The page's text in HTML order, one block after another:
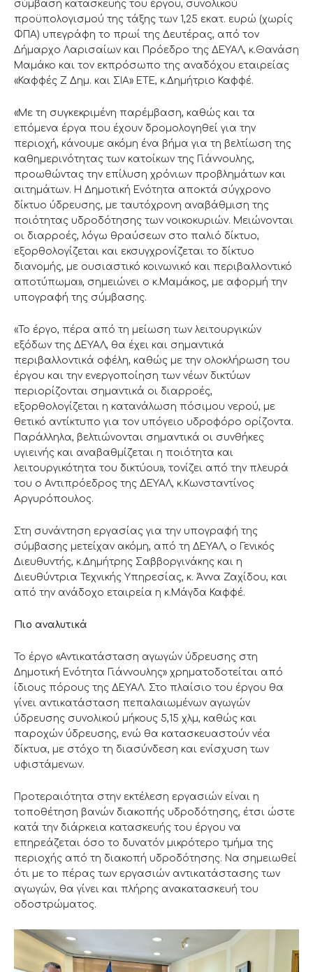
σύμβαση κατασκευής του έργου, συνολικού
προϋπολογισμού της τάξης των 1,25 εκατ. ευρώ (χωρίς
ΦΠΑ) υπεγράφη το πρωί της Δευτέρας, από τον
Δήμαρχο Λαρισαίων και Πρόεδρο της ΔΕΥΑΛ, κ.Θανάση
Μαμάκο και τον εκπρόσωπο της αναδόχου εταιρείας
«Καφφές Ζ Δημ. και ΣΙΑ» ΕΤΕ, κ.Δημήτριο Καφφέ.
«Με τη συγκεκριμένη παρέμβαση, καθώς και τα
επόμενα έργα που έχουν δρομολογηθεί για την
περιοχή, κάνουμε ακόμη ένα βήμα για τη βελτίωση της
καθημερινότητας των κατοίκων της Γιάννουλης,
προωθώντας την επίλυση χρόνιων προβλημάτων και
αιτημάτων. Η Δημοτική Ενότητα αποκτά σύγχρονο
δίκτυο ύδρευσης, με ταυτόχρονη αναβάθμιση της
ποιότητας υδροδότησης των νοικοκυριών. Μειώνονται
οι διαρροές, λόγω θραύσεων στο παλιό δίκτυο,
εξορθολογίζεται και εκσυγχρονίζεται το δίκτυο
διανομής, με ουσιαστικό κοινωνικό και περιβαλλοντικό
αποτύπωμα», σημειώνει ο κ.Μαμάκος, με αφορμή την
υπογραφή της σύμβασης.
«Το έργο, πέρα από τη μείωση των λειτουργικών
εξόδων της ΔΕΥΑΛ, θα έχει και σημαντικά
περιβαλλοντικά οφέλη, καθώς με την ολοκλήρωση του
έργου και την ενεργοποίηση των νέων δικτύων
περιορίζονται σημαντικά οι διαρροές,
εξορθολογίζεται η κατανάλωση πόσιμου νερού, με
θετικό αντίκτυπο για τον υπόγειο υδροφόρο ορίζοντα.
Παράλληλα, βελτιώνονται σημαντικά οι συνθήκες
υγιεινής και αναβαθμίζεται η ποιότητα και
λειτουργικότητα του δικτύου», τονίζει από την πλευρά
του ο Αντιπρόεδρος της ΔΕΥΑΛ, κ.Κωνσταντίνος
Αργυρόπουλος.
Στη συνάντηση εργασίας για την υπογραφή της
σύμβασης μετείχαν ακόμη, από τη ΔΕΥΑΛ, ο Γενικός
Διευθυντής, κ.Δημήτρης Σαββοργινάκης και η
Διευθύντρια Τεχνικής Υπηρεσίας, κ. Άννα Ζαχίδου, και
από την ανάδοχο εταιρεία η κ.Μάγδα Καφφέ.
Πιο αναλυτικά
Το έργο «Αντικατάσταση αγωγών ύδρευσης στη
Δημοτική Ενότητα Γιάννουλης» χρηματοδοτείται από
ίδιους πόρους της ΔΕΥΑΛ. Στο πλαίσιο του έργου θα
γίνει αντικατάσταση πεπαλαιωμένων αγωγών
ύδρευσης συνολικού μήκους 5,15 χλμ, καθώς και
παροχών ύδρευσης, ενώ θα κατασκευαστούν νέα
δίκτυα, με στόχο τη διασύνδεση και ενίσχυση των
υφιστάμενων.
Προτεραιότητα στην εκτέλεση εργασιών είναι η
τοποθέτηση βανών διακοπής υδροδότησης, έτσι ώστε
κατά την διάρκεια κατασκευής του έργου να
επηρεάζεται όσο το δυνατόν μικρότερο τμήμα της
περιοχής από τη διακοπή υδροδότησης. Να σημειωθεί
ότι με το πέρας των εργασιών αντικατάστασης των
αγωγών, θα γίνει και πλήρης ανακατασκευή του
οδοστρώματος.